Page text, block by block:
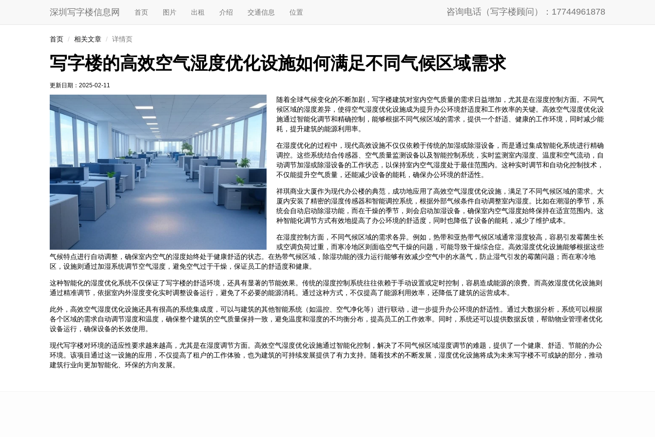
深圳写字楼信息网 首页 图片 出租 介绍 交通信息 位置 咨询电话（写字楼顾问）：17744961878
首页 相关文章 详情页
写字楼的高效空气湿度优化设施如何满足不同气候区域需求
更新日期： 2025-02-11
随着全球气候变化的不断加剧，写字楼建筑对室内空气质量的需求日益增加，尤其是在湿度控制方面。不同气
候区域的湿度差异，使得空气湿度优化设施成为提升办公环境舒适度和工作效率的关键。高效空气湿度优化设
施通过智能化调节和精确控制，能够根据不同气候区域的需求，提供一个舒适、健康的工作环境，同时减少能
耗，提升建筑的能源利用率。
在湿度优化的过程中，现代高效设施不仅仅依赖于传统的加湿或除湿设备，而是通过集成智能化系统进行精确
调控。这些系统结合传感器、空气质量监测设备以及智能控制系统，实时监测室内湿度、温度和空气流动，自
动调节加湿或除湿设备的工作状态，以保持室内空气湿度处于最佳范围内。这种实时调节和自动化控制技术，
不仅能提升空气质量，还能减少设备的能耗，确保办公环境的舒适性。
祥琪商业大厦作为现代办公楼的典范，成功地应用了高效空气湿度优化设施，满足了不同气候区域的需求。大
厦内安装了精密的湿度传感器和智能调控系统，根据外部气候条件自动调整室内湿度。比如在潮湿的季节，系
统会自动启动除湿功能，而在干燥的季节，则会启动加湿设备，确保室内空气湿度始终保持在适宜范围内。这
种智能化调节方式有效地提高了办公环境的舒适度，同时也降低了设备的能耗，减少了维护成本。
在湿度控制方面，不同气候区域的需求各异。例如，热带和亚热带气候区域通常湿度较高，容易引发霉菌生长
或空调负荷过重，而寒冷地区则面临空气干燥的问题，可能导致干燥综合症。高效湿度优化设施能够根据这些
气候特点进行自动调整，确保室内空气的湿度始终处于健康舒适的状态。在热带气候区域，除湿功能的强力运行能够有效减少空气中的水蒸气，防止湿气引发的霉菌问题；而在寒冷地
区，设施则通过加湿系统调节空气湿度，避免空气过于干燥，保证员工的舒适度和健康。
这种智能化的湿度优化系统不仅保证了写字楼的舒适环境，还具有显著的节能效果。传统的湿度控制系统往往依赖于手动设置或定时控制，容易造成能源的浪费。而高效湿度优化设施则
通过精准调节，依据室内外湿度变化实时调整设备运行，避免了不必要的能源消耗。通过这种方式，不仅提高了能源利用效率，还降低了建筑的运营成本。
此外，高效空气湿度优化设施还具有很高的系统集成度，可以与建筑的其他智能系统（如温控、空气净化等）进行联动，进一步提升办公环境的舒适性。通过大数据分析，系统可以根据
各个区域的需求自动调节湿度和温度，确保整个建筑的空气质量保持一致，避免温度和湿度的不均衡分布，提高员工的工作效率。同时，系统还可以提供数据反馈，帮助物业管理者优化
设备运行，确保设备的长效使用。
现代写字楼对环境的适应性要求越来越高，尤其是在湿度调节方面。高效空气湿度优化设施通过智能化控制，解决了不同气候区域湿度调节的难题，提供了一个健康、舒适、节能的办公
环境。该项目通过这一设施的应用，不仅提高了租户的工作体验，也为建筑的可持续发展提供了有力支持。随着技术的不断发展，湿度优化设施将成为未来写字楼不可或缺的部分，推动
建筑行业向更加智能化、环保的方向发展。